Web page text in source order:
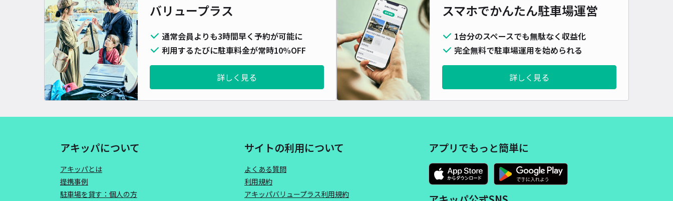
バリュープラス
通常会員よりも3時間早く予約が可能に
利用するたびに駐車料金が常時10%OFF
詳しく見る
スマホでかんたん駐車場運営
1台分のスペースでも無駄なく収益化
完全無料で駐車場運用を始められる
詳しく見る
アキッパについて
アキッパとは
提携事例
駐車場を貸す：個人の方
サイトの利用について
よくある質問
利用規約
アキッパバリュープラス利用規約
アプリでもっと簡単に